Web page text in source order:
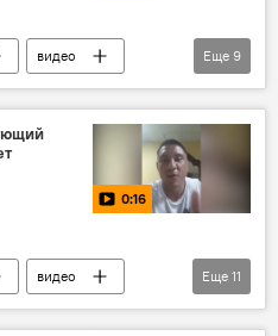
видео
Тратор
Еще 9
0:16
видео
В мире
Еще 11